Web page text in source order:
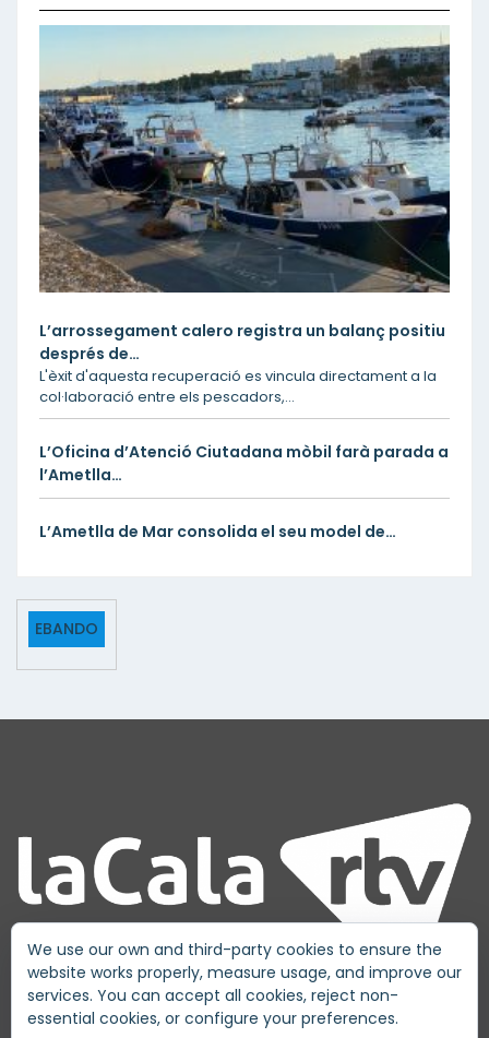
L’arrossegament calero registra un balanç positiu
després de…
L'èxit d'aquesta recuperació es vincula directament a la
col·laboració entre els pescadors,…
L’Oficina d’Atenció Ciutadana mòbil farà parada a
l’Ametlla…
L’Ametlla de Mar consolida el seu model de…
EBANDO
We use our own and third-party cookies to ensure the
website works properly, measure usage, and improve our
services. You can accept all cookies, reject non-
essential cookies, or configure your preferences.